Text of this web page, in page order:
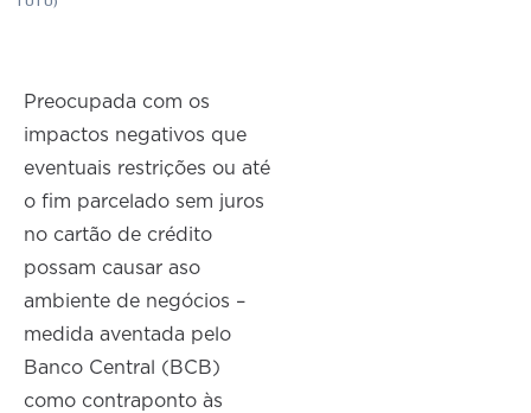
Preocupada com os
impactos negativos que
eventuais restrições ou até
o fim parcelado sem juros
no cartão de crédito
possam causar aso
ambiente de negócios –
medida aventada pelo
Banco Central (BCB)
como contraponto às